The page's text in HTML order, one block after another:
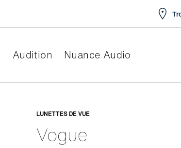
Audition Nuance Audio
LUNETTES DE VUE
Vogue
Adaptable